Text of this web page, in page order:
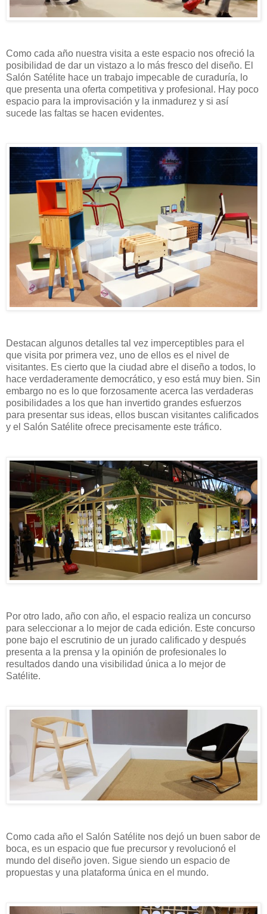
Como cada año nuestra visita a este espacio nos ofreció la
posibilidad de dar un vistazo a lo más fresco del diseño. El
Salón Satélite hace un trabajo impecable de curaduría, lo
que presenta una oferta competitiva y profesional. Hay poco
espacio para la improvisación y la inmadurez y si así
sucede las faltas se hacen evidentes.
Destacan algunos detalles tal vez imperceptibles para el
que visita por primera vez, uno de ellos es el nivel de
visitantes. Es cierto que la ciudad abre el diseño a todos, lo
hace verdaderamente democrático, y eso está muy bien. Sin
embargo no es lo que forzosamente acerca las verdaderas
posibilidades a los que han invertido grandes esfuerzos
para presentar sus ideas, ellos buscan visitantes calificados
y el Salón Satélite ofrece precisamente este tráfico.
Por otro lado, año con año, el espacio realiza un concurso
para seleccionar a lo mejor de cada edición. Este concurso
pone bajo el escrutinio de un jurado calificado y después
presenta a la prensa y la opinión de profesionales lo
resultados dando una visibilidad única a lo mejor de
Satélite.
Como cada año el Salón Satélite nos dejó un buen sabor de
boca, es un espacio que fue precursor y revolucionó el
mundo del diseño joven. Sigue siendo un espacio de
propuestas y una plataforma única en el mundo.